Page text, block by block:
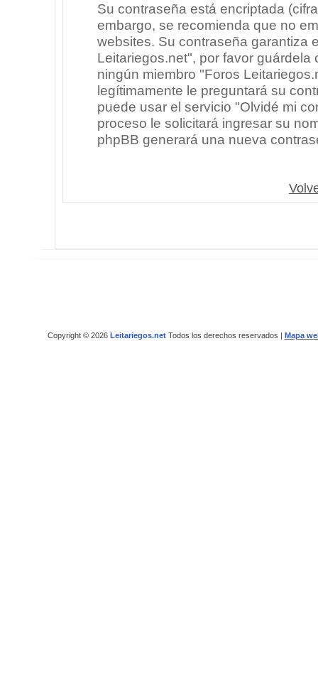
Su contraseña está encriptada
embargo, se recomienda que no
websites. Su contraseña garantiza
Leitariegos.net", por favor
ningún miembro "Foros
legítimamente le preguntará su
puede usar el servicio "Olvidé mi
proceso le solicitará ingresar su
phpBB generará una nueva
Copyright © 2026 Leitariegos.netTodos los derechos reservados | Mapa